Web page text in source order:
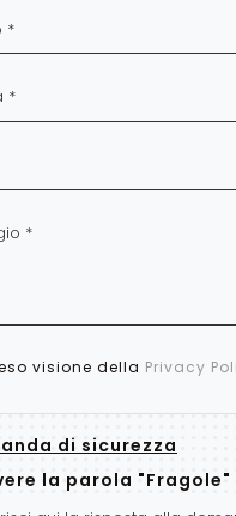
visione della Privacy
di sicurezza
la parola